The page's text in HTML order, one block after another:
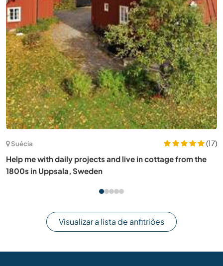
Suécia
(17)
Help me with daily projects and live in cottage from the
1800s in Uppsala, Sweden
Visualizar a lista de anfitriões